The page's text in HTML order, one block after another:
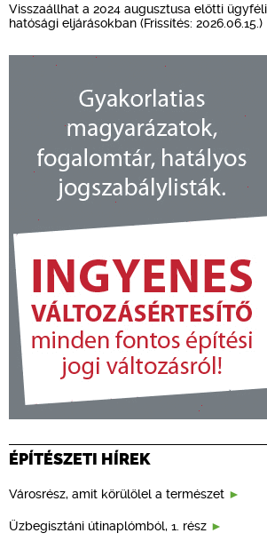
Visszaállhat a 2024 augusztusa előtti
hatósági eljárásokban (Frissítés: 2026.06.15.)
ÉPÍTÉSZETI HÍREK
Városrész, amit körülölel a természet
Üzbegisztáni útinaplómból, 1. rész